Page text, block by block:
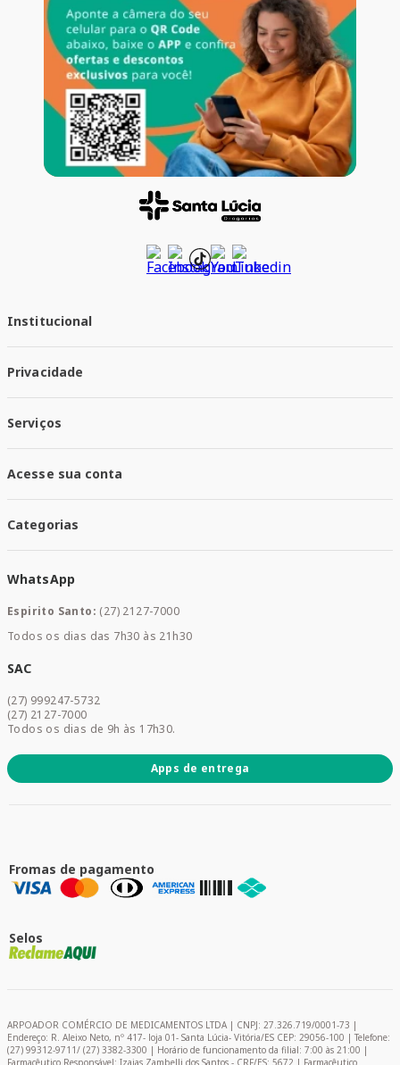
Institucional
Trabalhe conosco
Responsabilidade Social
Nossas Lojas
Privacidade
Política de Entrega
Trocas e Devoluções
Serviços
Santa Mais Exames
Santa Mais Serviços
Santa Mais Convenios
Acesse sua conta
Meus Pedidos
Categorias
Saúde e Bem-estar
Mamães e Bebê
Dermocosméticos
Promoções
WhatsApp
Espirito Santo: (27) 2127-7000
Todos os dias das 7h30 às 21h30
SAC
(27) 999247-5732
(27) 2127-7000
Todos os dias de 9h às 17h30.
Apps de entrega
Fromas de pagamento
Selos
ARPOADOR COMÉRCIO DE MEDICAMENTOS LTDA | CNPJ: 27.326.719/0001-73 |
Endereço: R. Aleixo Neto, nº 417- loja 01- Santa Lúcia- Vitória/ES CEP: 29056-100 | Telefone:
(27) 99312-9711/ (27) 3382-3300 | Horário de funcionamento da filial: 7:00 às 21:00 |